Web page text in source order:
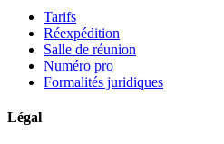
Tarifs
Réexpédition
Salle de réunion
Numéro pro
Formalités juridiques
Légal